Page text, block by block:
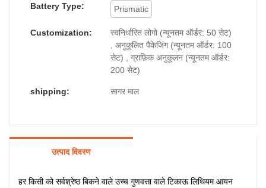
Battery Type: Prismatic
Customization:
स्वनिर्धारित लोगो (न्यूनतम ऑर्डर: 50 सेट)
, अनुकूलित पैकेजिंग (न्यूनतम ऑर्डर: 100
सेट) , ग्राफ़िक अनुकूलन (न्यूनतम ऑर्डर:
200 सेट)
shipping: सागर माल
उत्पाद विवरण
हर किसी को सर्वश्रेष्ठ बिकने वाले उच्च गुणवत्ता वाले टिकाऊ लिथियम आयन